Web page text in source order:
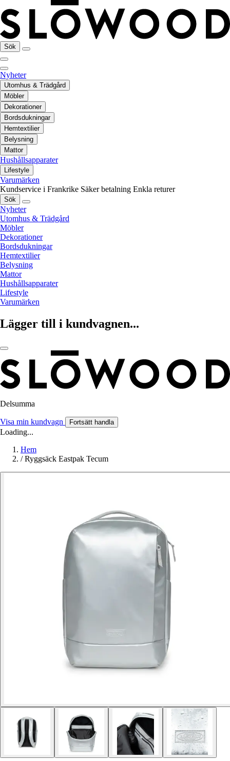
Sök
Nyheter
Utomhus & Trädgård
Möbler
Dekorationer
Bordsdukningar
Hemtextilier
Belysning
Mattor
Hushållsapparater
Lifestyle
Varumärken
Kundservice i Frankrike Säker betalning Enkla returer
Sök
Nyheter
Utomhus & Trädgård
Möbler
Dekorationer
Bordsdukningar
Hemtextilier
Belysning
Mattor
Hushållsapparater
Lifestyle
Varumärken
Lägger till i kundvagnen...
Delsumma
Visa min kundvagn Fortsätt handla
Loading...
Hem
/ Ryggsäck Eastpak Tecum